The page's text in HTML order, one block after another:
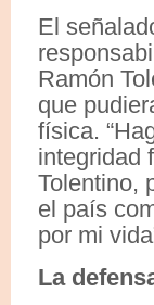
El
Ramón
que
física.
integridad
Tolentino,
el país
por mi
La